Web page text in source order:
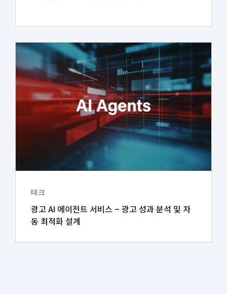
테크
광고 AI 에이전트 서비스 – 광고 성과 분석 및 자
동 최적화 설계